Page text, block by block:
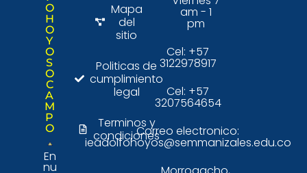
O
H
O
Y
O
S
O
C
A
M
P
O
En
nu
Mapa
del
sitio
Politicas de
cumplimiento
legal
Terminos y
condiciones
am - 1
pm
Cel: +57
3122978917
Cel: +57
3207564654
Correo electronico:
ieadolfohoyos@semmanizales.edu.co